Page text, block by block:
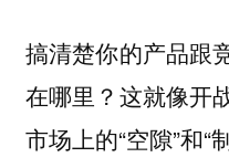
搞清楚你的产品跟
在哪里？这就像开
市场上的“空隙”和“